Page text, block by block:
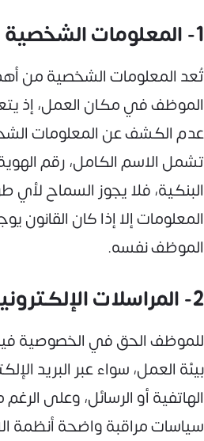
1- المعلومات الشخصية
تُعد المعلومات الشخصية من
الموظف في مكان العمل، إذ
عدم الكشف عن المعلومات
تشمل الاسم الكامل، رقم الهوية،
البنكية، فلا يجوز السماح
المعلومات إلا إذا كان القانون
الموظف نفسه.
2- المراسلات الإلكترونية
للموظف الحق في الخصوصية
بيئة العمل، سواء عبر البريد
الهاتفية أو الرسائل، وعلى
سياسات مراقبة واضحة أنظمة